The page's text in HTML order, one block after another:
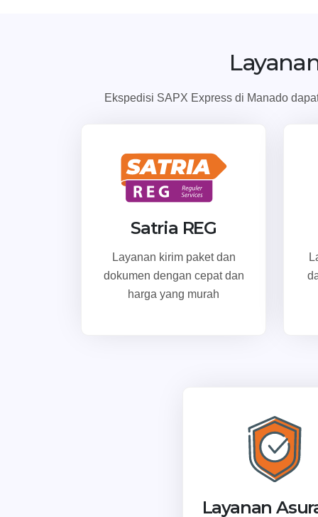
Ekspedisi SAPX Express di Manado
Satria REG
Layanan kirim paket dan
dokumen dengan cepat dan
harga yang murah
Layanan